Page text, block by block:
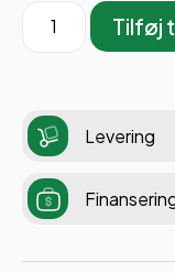
Tilføj
Levering